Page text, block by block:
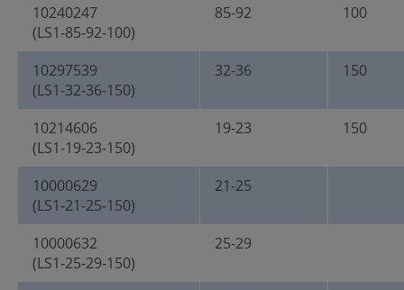
10240247
(LS1-85-92-100)
85-92 100
10297539
(LS1-32-36-150)
32-36 150
10214606
(LS1-19-23-150)
19-23 150
10000629
(LS1-21-25-150)
21-25
10000632
(LS1-25-29-150)
25-29